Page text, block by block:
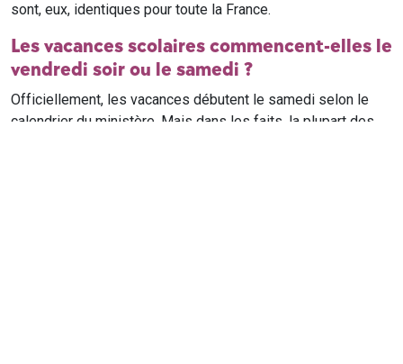
sont, eux, identiques pour toute la France.
Les vacances scolaires commencent-elles le
vendredi soir ou le samedi ?
Officiellement, les vacances débutent le samedi selon le
calendrier du ministère. Mais dans les faits, la plupart des